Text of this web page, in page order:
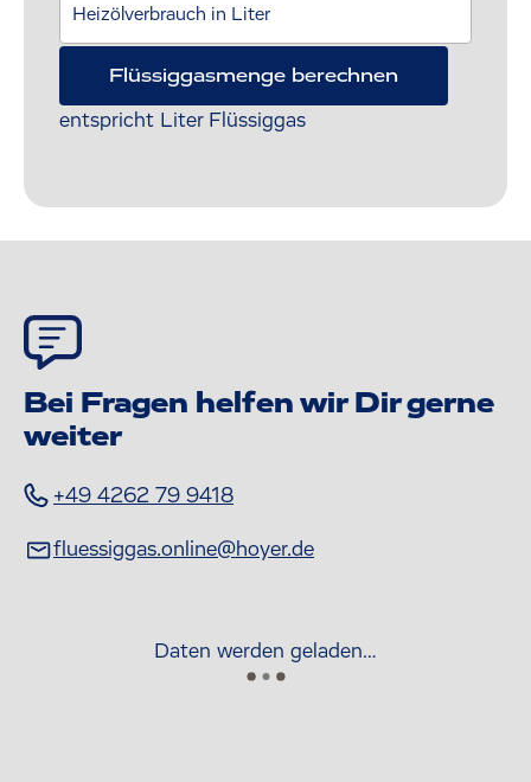
Heizölverbrauch in Liter
Flüssiggasmenge berechnen
entspricht Liter Flüssiggas
Bei Fragen helfen wir Dir gerne
weiter
+49 4262 79 9418
fluessiggas.online@hoyer.de
Daten werden geladen…